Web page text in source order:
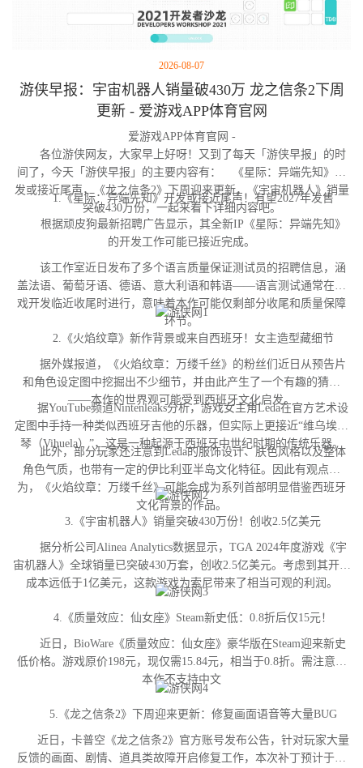
2026-08-07
游侠早报：宇宙机器人销量破430万 龙之信条2下周
更新 - 爱游戏APP体育官网
爱游戏APP体育官网 -
各位游侠网友，大家早上好呀！又到了每天「游侠早报」的时
间了，今天「游侠早报」的主要内容有： 《星际：异端先知》开
发或接近尾声，《龙之信条2》下周迎来更新，《宇宙机器人》销量
突破430万份，一起来看下详细内容吧。
1.《星际：异端先知》开发或接近尾声！有望2027年发售
根据顽皮狗最新招聘广告显示，其全新IP《星际：异端先知》
的开发工作可能已接近完成。
该工作室近日发布了多个语言质量保证测试员的招聘信息，涵
盖法语、葡萄牙语、德语、意大利语和韩语——语言测试通常在游
戏开发临近收尾时进行，意味着本作可能仅剩部分收尾和质量保障
环节。
2.《火焰纹章》新作背景或来自西班牙！女主造型藏细节
据外媒报道，《火焰纹章：万缕千丝》的粉丝们近日从预告片
和角色设定图中挖掘出不少细节，并由此产生了一个有趣的猜测
——本作的世界观可能受到西班牙文化启发。
据YouTube频道Nintenleaks分析，游戏女主角Leda在官方艺术设
定图中手持一种类似西班牙吉他的乐器，但实际上更接近“维乌埃拉
琴（Vihuela）”，这是一种起源于西班牙中世纪时期的传统乐器。
此外，部分玩家还注意到Leda的服饰设计、肤色风格以及整体
角色气质，也带有一定的伊比利亚半岛文化特征。因此有观点认
为，《火焰纹章：万缕千丝》可能会成为系列首部明显借鉴西班牙
文化背景的作品。
3.《宇宙机器人》销量突破430万份！创收2.5亿美元
据分析公司Alinea Analytics数据显示，TGA 2024年度游戏《宇
宙机器人》全球销量已突破430万套，创收2.5亿美元。考虑到其开发
成本远低于1亿美元，这款游戏为索尼带来了相当可观的利润。
4.《质量效应：仙女座》Steam新史低：0.8折后仅15元！
近日，BioWare《质量效应：仙女座》豪华版在Steam迎来新史
低价格。游戏原价198元，现仅需15.84元，相当于0.8折。需注意，
本作不支持中文
5.《龙之信条2》下周迎来更新：修复画面语音等大量BUG
近日，卡普空《龙之信条2》官方账号发布公告，针对玩家大量
反馈的画面、剧情、道具类故障开启修复工作，本次补丁预计于下